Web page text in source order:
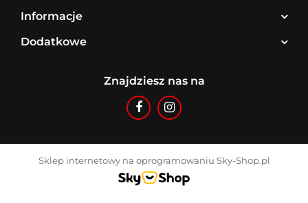
Informacje
Dodatkowe
Znajdziesz nas na
Sklep internetowy na oprogramowaniu Sky-Shop.pl